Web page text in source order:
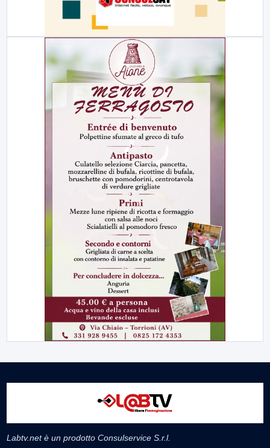
Labtv.net è un prodotto Consulservice S.r.l.